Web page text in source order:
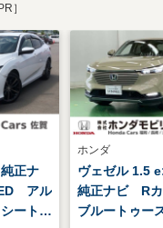
］
正ナ
アル
ートヒ
ホンダ
ヴェゼル 1.5
純正ナビ R
ブルートゥ